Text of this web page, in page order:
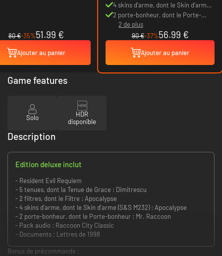
80 €-35%51.99 €
Ajouter au panier
4 skins d'arme, dont le Skin d'arme
(S&S M232) : Apocalypse
2 porte-bonheur, dont le Porte-
bonheur : Mr. Raccoon
2 de plus
90 €-37%56.99 €
Ajouter au panier
Game features
Solo
HDR
disponible
Description
Edition deluxe inclut
- Resident Evil Requiem
- 5 tenues, dont la Tenue de Grace : Dimitrescu
- 2 filtres, dont le Filtre : Apocalypse
- 4 skins d'arme, dont le Skin d'arme (S&S M232) : Apocalypse
- 2 porte-bonheur, dont le Porte-bonheur : Mr. Raccoon
- Pack audio : Raccoon City Classic
- Documents : Lettres de 1998
Bonus de précommande :